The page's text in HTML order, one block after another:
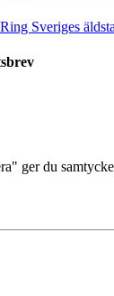
Sveriges
ger du